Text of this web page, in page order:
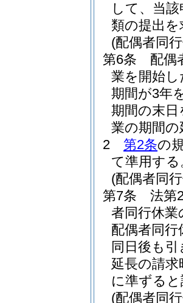
して、当
類の提出
(配偶者同
第6条
配偶
業を開始
期間が3年
期間の末
業の期間
2
第2条の
て準用する
(配偶者同
第7条
法第
者同行休
配偶者同
同日後も
延長の請
に準ずる
(配偶者同